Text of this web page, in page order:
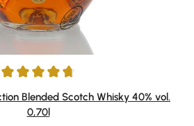
von 4.86 von 5 Sternen
Blended Scotch Whisky 40% vol.
0,70l